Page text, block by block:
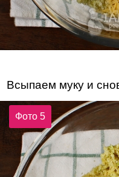
Всыпаем муку и
Фото 5